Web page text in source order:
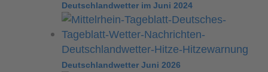
Deutschlandwetter im Juni 2024
Deutschlandwetter Juni 2026